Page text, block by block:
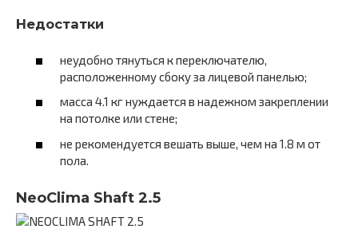
Недостатки
неудобно тянуться к переключателю,
расположенному сбоку за лицевой панелью;
масса 4.1 кг нуждается в надежном закреплении
на потолке или стене;
не рекомендуется вешать выше, чем на 1.8 м от
пола.
NeoClima Shaft 2.5